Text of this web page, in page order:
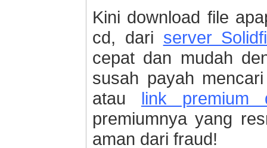
Kini download file
cd, dari server
cepat dan mudah
susah payah
atau link premium
premiumnya yang
aman dari fraud!